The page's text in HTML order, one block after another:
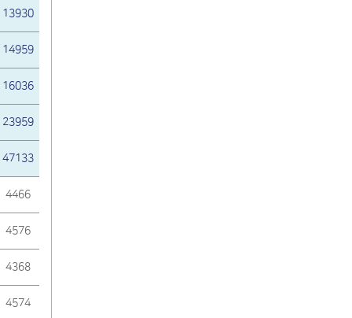
13930
14959
16036
23959
47133
4466
4576
4368
4574